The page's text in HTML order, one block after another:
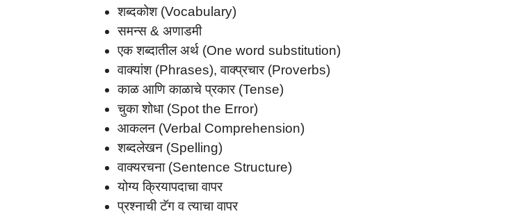
शब्दकोश (Vocabulary)
समन्स & अणाडमी
एक शब्दातील अर्थ (One word substitution)
वाक्यांश (Phrases), वाक्प्रचार (Proverbs)
काळ आणि काळाचे प्रकार (Tense)
चुका शोधा (Spot the Error)
आकलन (Verbal Comprehension)
शब्दलेखन (Spelling)
वाक्यरचना (Sentence Structure)
योग्य क्रियापदाचा वापर
प्रश्नाची टॅग व त्याचा वापर